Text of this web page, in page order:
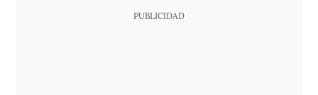
PUBLICIDAD